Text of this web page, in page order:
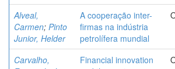
Alveal,
Carmen; Pinto
Junior, Helder
A cooperação inter-
firmas na indústria
petrolífera mundial
Carvalho,
Financial innovation